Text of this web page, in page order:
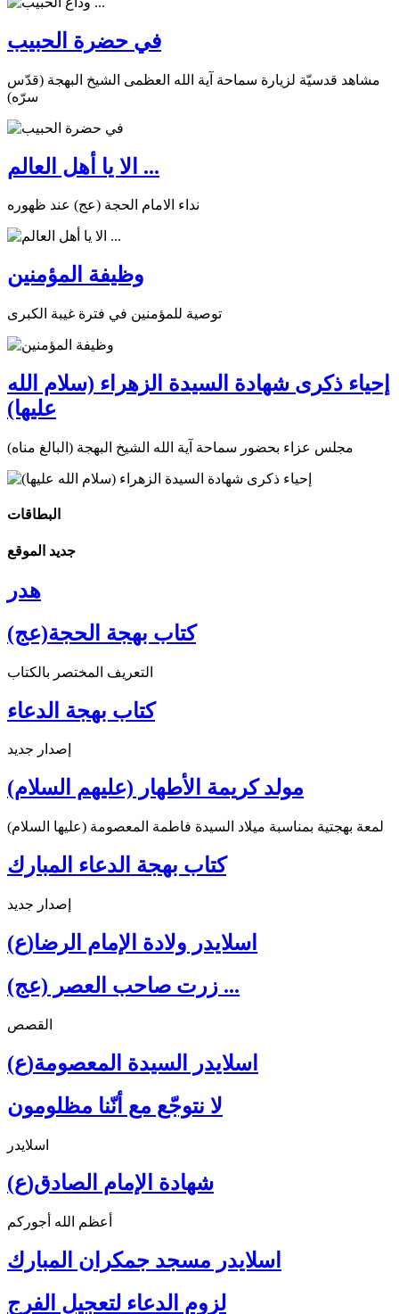
في حضرة الحبيب
مشاهد قدسيّة لزيارة سماحة آية الله العظمى الشيخ البهجة (قدّس
سرّه)
الا يا أهل العالم ...
نداء الامام الحجة (عج) عند ظهوره
وظيفة المؤمنين
توصية للمؤمنين في فترة غيبة الكبرى
إحياء ذكرى شهادة السيدة الزهراء (سلام الله
عليها)
مجلس عزاء بحضور سماحة آية الله الشيخ البهجة (البالغ مناه)
البطاقات
جديد الموقع
هدر
كتاب بهجة الحجة(عج)
التعريف المختصر بالكتاب
كتاب بهجة الدعاء
إصدار جديد
مولد كريمة الأطهار (عليهم السلام)
لمعة بهجتية بمناسبة ميلاد السيدة فاطمة المعصومة (عليها السلام)
كتاب بهجة الدعاء المبارك
إصدار جديد
اسلايدر ولادة الإمام الرضا(ع)
زرت صاحب العصر (عج) ...
القصص
اسلايدر السيدة المعصومة(ع)
لا نتوجّع مع أنّنا مظلومون
اسلايدر
شهادة الإمام الصادق(ع)
أعظم الله أجوركم
اسلايدر مسجد جمكران المبارك
لزوم الدعاء لتعجيل الفرج